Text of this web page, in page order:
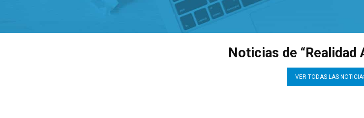
Noticias de “Realidad
VER TODAS LAS